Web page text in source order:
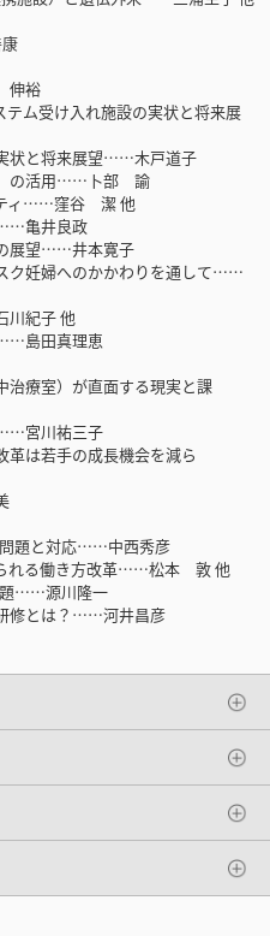
伸裕
ム受け入れ施設の実状と将来展
状と将来展望……木戸道子
）の活用……卜部 諭
ティ……窪谷 潔 他
亀井良政
展望……井本寛子
ク妊婦へのかかわりを通して……
川紀子 他
島田真理恵
治療室）が直面する現実と課
宮川祐三子
は若手の成長機会を減ら
問題と対応……中西秀彦
れる働き方改革……松本 敦 他
題……源川隆一
修とは？……河井昌彦